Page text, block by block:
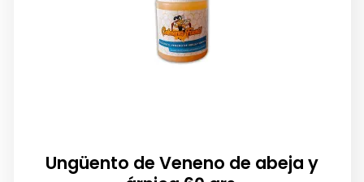
Ungüento de Veneno de abeja y